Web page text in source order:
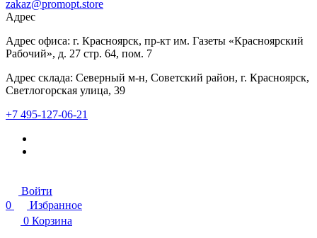
zakaz@promopt.store
Адрес
Адрес офиса: г. Красноярск, пр-кт им. Газеты «Красноярский
Рабочий», д. 27 стр. 64, пом. 7
Адрес склада: Северный м-н, Советский район, г. Красноярск,
Светлогорская улица, 39
+7 495-127-06-21
Войти
0
Избранное
0 Корзина